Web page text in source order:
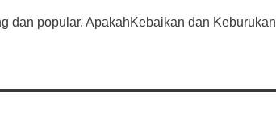
dan popular. ApakahKebaikan dan Keburukan